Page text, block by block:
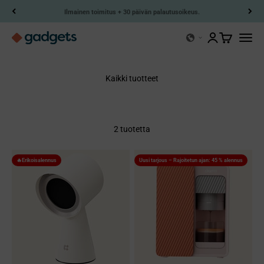
Ilmainen toimitus + 30 päivän palautusoikeus.
Avaa
Kerry-gadgetit Avaa tilisivu
Avaa
Kaikki tuotteet
2 tuotetta
🔥Erikoisalennus Uusi tarjous – Rajoitetun ajan: 45 % alennus